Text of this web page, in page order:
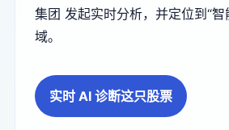
集团 发起实时分析，并定位到“智
域。
实时 AI 诊断这只股票